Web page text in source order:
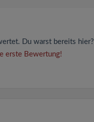
Du warst bereits hier?
erste Bewertung!